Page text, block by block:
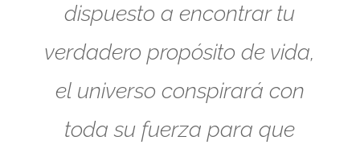
dispuesto a encontrar tu
verdadero propósito de vida,
el universo conspirará con
toda su fuerza para que